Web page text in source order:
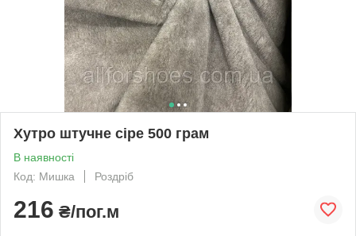
Хутро штучне сіре 500 грам
В наявності
Код: Мишка
Роздріб
216 ₴/пог.м